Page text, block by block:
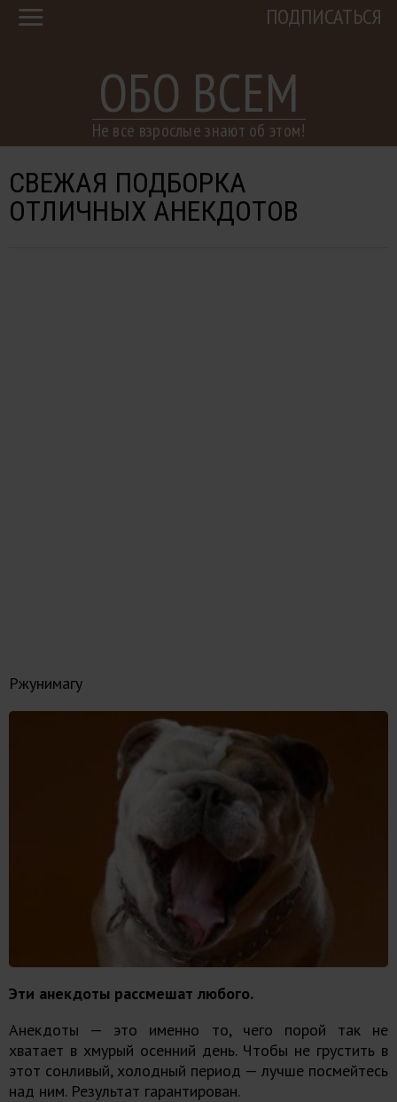
ОБО ВСЕМ
Не все взрослые знают об этом!
ПОДПИСАТЬСЯ
СВЕЖАЯ ПОДБОРКА
ОТЛИЧНЫХ АНЕКДОТОВ
Ржунимагу
Эти анекдоты рассмешат любого.
Анекдоты — это именно то, чего порой так не
хватает в хмурый осенний день. Чтобы не грустить в
этот сонливый, холодный период — лучше посмейтесь
над ним. Результат гарантирован.